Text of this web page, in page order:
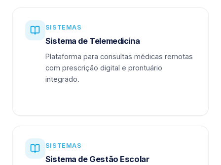
SISTEMAS
Sistema de Telemedicina
Plataforma para consultas médicas remotas
com prescrição digital e prontuário
integrado.
SISTEMAS
Sistema de Gestão Escolar